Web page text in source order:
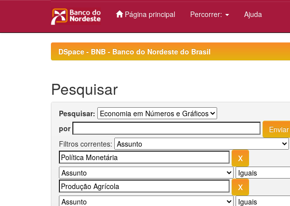
Página principal Percorrer: Ajuda
DSpace - BNB - Banco do Nordeste do Brasil
Pesquisar
Pesquisar:
por
Filtros correntes: